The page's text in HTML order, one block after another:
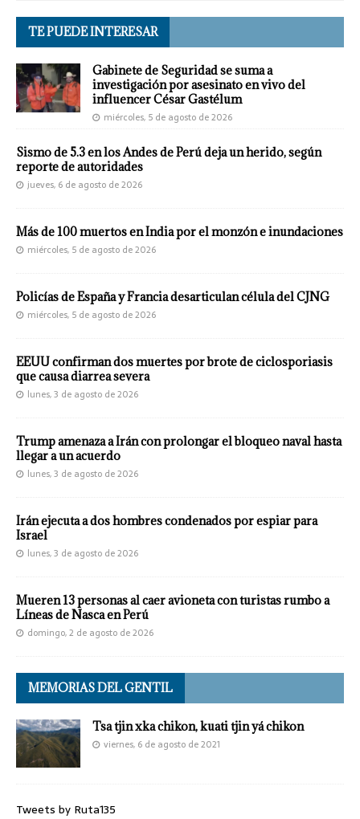
TE PUEDE INTERESAR
Gabinete de Seguridad se suma a
investigación por asesinato en vivo del
influencer César Gastélum
miércoles, 5 de agosto de 2026
Sismo de 5.3 en los Andes de Perú deja un herido, según
reporte de autoridades
jueves, 6 de agosto de 2026
Más de 100 muertos en India por el monzón e inundaciones
miércoles, 5 de agosto de 2026
Policías de España y Francia desarticulan célula del CJNG
miércoles, 5 de agosto de 2026
EEUU confirman dos muertes por brote de ciclosporiasis
que causa diarrea severa
lunes, 3 de agosto de 2026
Trump amenaza a Irán con prolongar el bloqueo naval hasta
llegar a un acuerdo
lunes, 3 de agosto de 2026
Irán ejecuta a dos hombres condenados por espiar para
Israel
lunes, 3 de agosto de 2026
Mueren 13 personas al caer avioneta con turistas rumbo a
Líneas de Nasca en Perú
domingo, 2 de agosto de 2026
MEMORIAS DEL GENTIL
Tsa tjin xka chikon, kuati tjin yá chikon
viernes, 6 de agosto de 2021
Tweets by Ruta135